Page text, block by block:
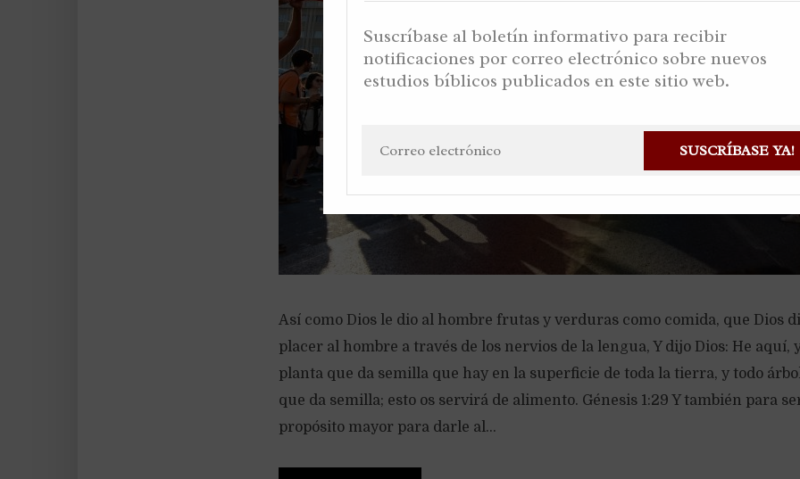
Así como Dios le dio al hombre frutas y verduras como comida, que Dios
placer al hombre a través de los nervios de la lengua, Y dijo Dios: He aquí,
planta que da semilla que hay en la superficie de toda la tierra, y todo
que da semilla; esto os servirá de alimento. Génesis 1:29 Y también para
propósito mayor para darle al...
SUSCRÍBASE YA!
Suscríbase al boletín informativo para recibir
notificaciones por correo electrónico sobre nuevos
estudios bíblicos publicados en este sitio web.